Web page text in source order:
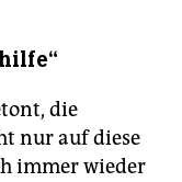
die
nur auf diese
immer wieder